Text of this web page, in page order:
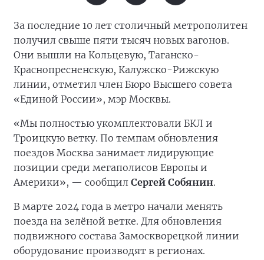
За последние 10 лет столичный метрополитен
получил свыше пяти тысяч новых вагонов.
Они вышли на Кольцевую, Таганско-
Краснопресненскую, Калужско-Рижскую
линии, отметил член Бюро Высшего совета
«Единой России», мэр Москвы.
«Мы полностью укомплектовали БКЛ и
Троицкую ветку. По темпам обновления
поездов Москва занимает лидирующие
позиции среди мегаполисов Европы и
Америки», — сообщил Сергей Собянин.
В марте 2024 года в метро начали менять
поезда на зелёной ветке. Для обновления
подвижного состава Замоскворецкой линии
оборудование производят в регионах.